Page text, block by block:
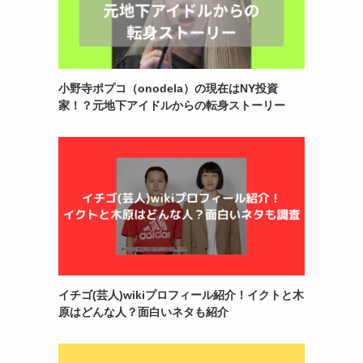
小野寺ポプコ（onodela）の現在はNY投資
家！？元地下アイドルからの転身ストーリー
イチゴ(芸人)wikiプロフィール紹介！イクトと木
原はどんな人？面白いネタも紹介